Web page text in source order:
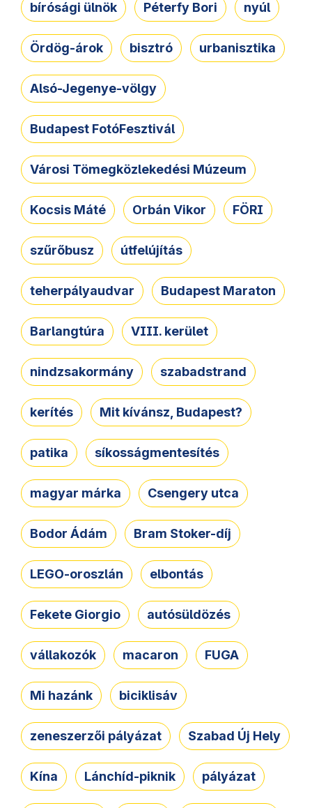
bírósági ülnök Péterfy Bori nyúl
Ördög-árok bisztró urbanisztika
Alsó-Jegenye-völgy
Budapest FotóFesztivál
Városi Tömegközlekedési Múzeum
Kocsis Máté Orbán Vikor FÖRI
szűrőbusz útfelújítás
teherpályaudvar Budapest Maraton
Barlangtúra VIII. kerület
nindzsakormány szabadstrand
kerítés Mit kívánsz, Budapest?
patika síkosságmentesítés
magyar márka Csengery utca
Bodor Ádám Bram Stoker-díj
LEGO-oroszlán elbontás
Fekete Giorgio autósüldözés
vállakozók macaron FUGA
Mi hazánk biciklisáv
zeneszerzői pályázat Szabad Új Hely
Kína Lánchíd-piknik pályázat